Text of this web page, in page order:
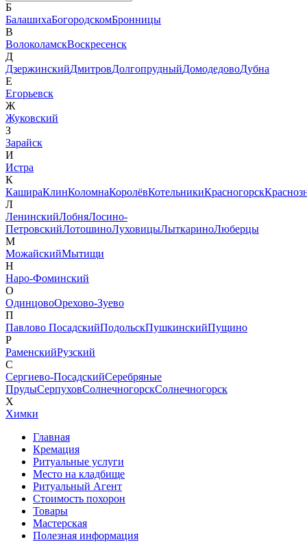
Б
БалашихаБогородскомБронницы
В
ВолоколамскВоскресенск
Д
ДзержинскийДмитровДолгопрудныйДомодедовоДубна
Е
Егорьевск
Ж
Жуковский
З
Зарайск
И
Истра
К
КашираКлинКоломнаКоролёвКотельникиКрасногорск
Л
ЛенинскийЛобняЛосино-
ПетровскийЛотошиноЛуховицыЛыткариноЛюберцы
М
МожайскийМытищи
Н
Наро-Фоминский
О
ОдинцовоОрехово-Зуево
П
Павлово ПосадскийПодольскПушкинскийПущино
Р
РаменскийРузский
С
Сергиево-ПосадскийСеребряные
ПрудыСерпуховСолнечногорскСолнечногорск
Х
Химки
Главная
Кремация
Ритуальные услуги
Место на кладбище
Ритуальный Агент
Стоимость похорон
Товары
Мастерская
Полезная информация